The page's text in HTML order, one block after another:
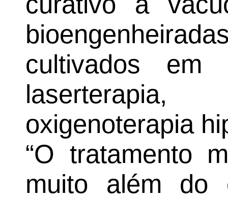
cultivados em
oxigenoterapia
“O tratamento
muito além do